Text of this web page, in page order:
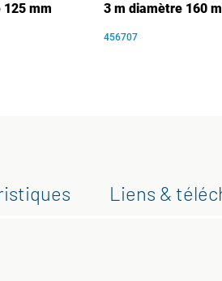
mm
3 m diamètre 160
456707
Liens &